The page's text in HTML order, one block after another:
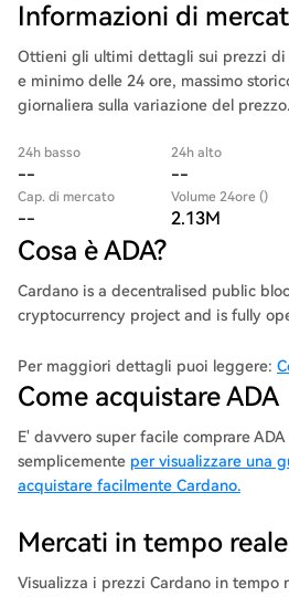
Informazioni di
Ottieni gli ultimi dettagli sui prezzi di
e minimo delle 24 ore, massimo
giornaliera sulla variazione del prezzo.
24h basso
--
24h alto
--
Cap. di mercato
--
Volume 24ore ()
2.13M
Cosa è ADA?
Cardano is a decentralised public
cryptocurrency project and is fully
Per maggiori dettagli puoi leggere:
Come acquistare ADA
E' davvero super facile comprare ADA
semplicemente per visualizzare una
acquistare facilmente Cardano.
Mercati in tempo
Visualizza i prezzi Cardano in tempo